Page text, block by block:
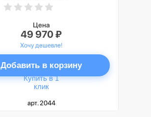
Цена
49 970 ₽
Хочу дешевле!
Добавить в корзину
Купить в 1
клик
арт. 2044